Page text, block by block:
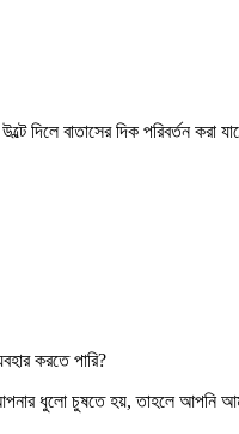
দিলে বাতাসের দিক পরিবর্তন করা
করতে পারি?
ধুলো চুষতে হয়, তাহলে আপনি